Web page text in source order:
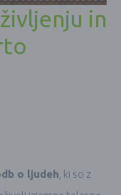
in
o ljudeh , ki so z